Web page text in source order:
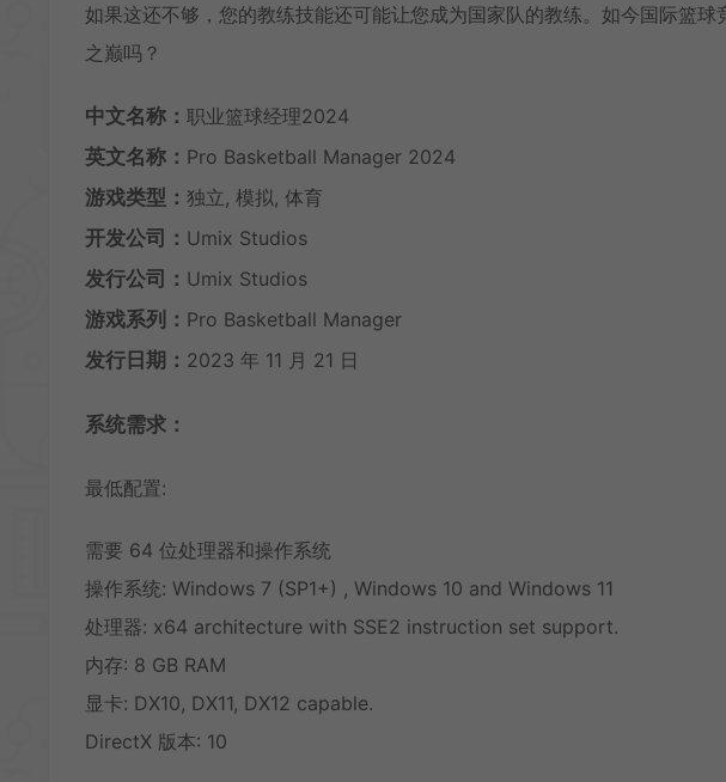
如果这还不够，您的教练技能还可能让您成为国家队的教练。如今国际篮
之巅吗？
中文名称： 职业篮球经理2024
英文名称： Pro Basketball Manager 2024
游戏类型： 独立, 模拟, 体育
开发公司： Umix Studios
发行公司： Umix Studios
游戏系列： Pro Basketball Manager
发行日期： 2023 年 11 月 21 日
系统需求：
最低配置:
需要 64 位处理器和操作系统
操作系统: Windows 7 (SP1+) , Windows 10 and Windows 11
处理器: x64 architecture with SSE2 instruction set support.
内存: 8 GB RAM
显卡: DX10, DX11, DX12 capable.
DirectX 版本: 10